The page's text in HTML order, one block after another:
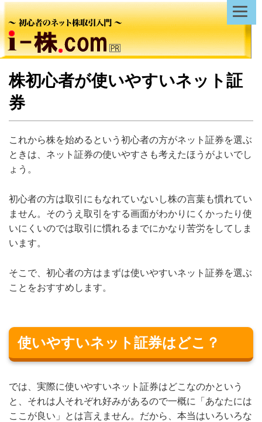
株初心者が使いやすいネット証
券
これから株を始めるという初心者の方がネット証券を選ぶ
ときは、ネット証券の使いやすさも考えたほうがよいでし
ょう。
初心者の方は取引にもなれていないし株の言葉も慣れてい
ません。そのうえ取引をする画面がわかりにくかったり使
いにくいのでは取引に慣れるまでにかなり苦労をしてしま
います。
そこで、初心者の方はまずは使いやすいネット証券を選ぶ
ことをおすすめします。
使いやすいネット証券はどこ？
では、実際に使いやすいネット証券はどこなのかという
と、それは人それぞれ好みがあるので一概に「あなたには
ここが良い」とは言えません。だから、本当はいろいろな